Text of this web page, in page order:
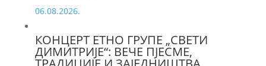
06.08.2026.
КОНЦЕРТ ЕТНО ГРУПЕ „СВЕТИ
ДИМИТРИЈЕ“: ВЕЧЕ ПЈЕСМЕ,